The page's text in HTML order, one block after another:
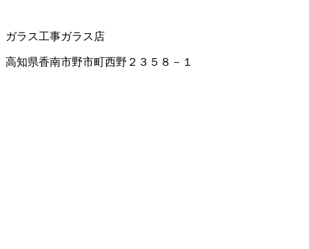
ガラス工事ガラス店
高知県香南市野市町西野２３５８－１